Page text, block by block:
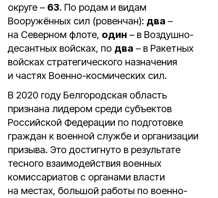
округе – 63. По родам и видам
Вооружённых сил (ровенчан): два –
на Северном флоте, один – в Воздушно-
десантных войсках, по два – в Ракетных
войсках стратегического назначения
и частях Военно-космических сил.
В 2020 году Белгородская область
признана лидером среди субъектов
Российской Федерации по подготовке
граждан к военной службе и организации
призыва. Это достигнуто в результате
тесного взаимодействия военных
комиссариатов с органами власти
на местах, большой работы по военно-